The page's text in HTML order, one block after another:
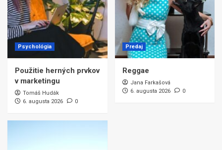
Psychológia
Použitie herných prvkov
v marketingu
Tomáš Hudák
6. augusta 2026
0
Predaj
Reggae
Jana Farkašová
6. augusta 2026
0